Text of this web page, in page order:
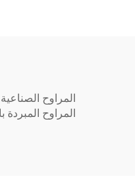
المراوح
المراوح المبردة